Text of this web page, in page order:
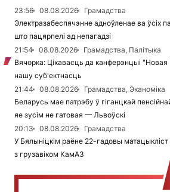
23:56 08.08.2026
Грамадства
Электразабеспячэнне адноўленае ва ўсіх
што пацярпелі ад непагадзі
21:54
08.08.2026
Грамадства, Палітыка
Вячорка: Цікавасць да канферэнцыі
нашу суб'ектнасць
21:44
08.08.2026
Грамадства, Эканоміка
Беларусь мае патрэбу ў гіганцкай
яе зусім не гатовая — Львоўскі
20:13
08.08.2026
Грамадства
У Бялыніцкім раёне 22-гадовы матацыкліст
з грузавіком КамАЗ